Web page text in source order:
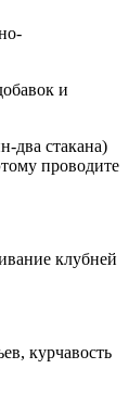
и
два стакана)
проводите
клубней
курчавость